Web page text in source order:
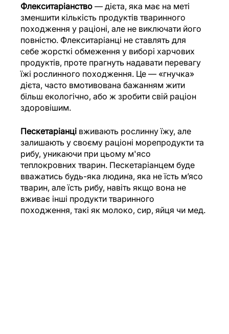
Флекситаріанство — дієта, яка має на меті
зменшити кількість продуктів тваринного
походження у раціоні, але не виключати його
повністю. Флекситаріанці не ставлять для
себе жорсткі обмеження у виборі харчових
продуктів, проте прагнуть надавати перевагу
їжі рослинного походження. Це — «гнучка»
дієта, часто вмотивована бажанням жити
більш екологічно, або ж зробити свій раціон
здоровішим.
Пескетаріанці вживають рослинну їжу, але
залишають у своєму раціоні морепродукти та
рибу, уникаючи при цьому м'ясо
теплокровних тварин. Пескетаріанцем буде
вважатись будь-яка людина, яка не їсть м’ясо
тварин, але їсть рибу, навіть якщо вона не
вживає інші продукти тваринного
походження, такі як молоко, сир, яйця чи мед.